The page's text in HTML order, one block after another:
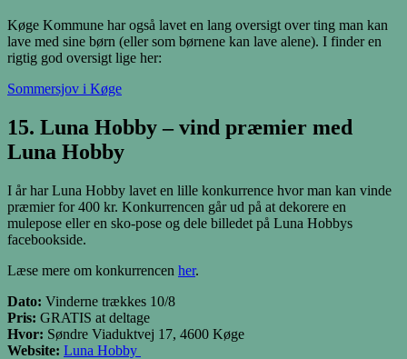
Køge Kommune har også lavet en lang oversigt over ting man kan
lave med sine børn (eller som børnene kan lave alene). I finder en
rigtig god oversigt lige her:
Sommersjov i Køge
15. Luna Hobby – vind præmier med
Luna Hobby
I år har Luna Hobby lavet en lille konkurrence hvor man kan vinde
præmier for 400 kr. Konkurrencen går ud på at dekorere en
mulepose eller en sko-pose og dele billedet på Luna Hobbys
facebookside.
Læse mere om konkurrencen her.
Dato: Vinderne trækkes 10/8
Pris: GRATIS at deltage
Hvor: Søndre Viaduktvej 17, 4600 Køge
Website: Luna Hobby